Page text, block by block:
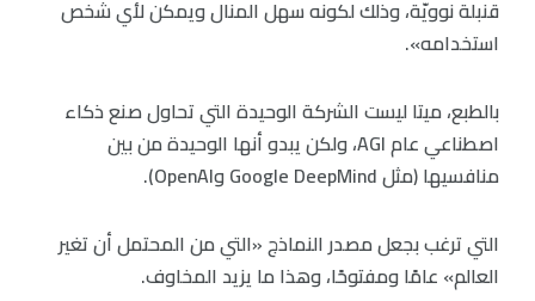
قنبلة نوويّة، وذلك لكونه سهل المنال ويمكن لأي شخص
استخدامه».
بالطبع، ميتا ليست الشركة الوحيدة التي تحاول صنع ذكاء
اصطناعي عام AGI، ولكن يبدو أنها الوحيدة من بين
منافسيها (مثل Google DeepMind وOpenAI).
التي ترغب بجعل مصدر النماذج «التي من المحتمل أن تغير
العالم» عامًا ومفتوحًا، وهذا ما يزيد المخاوف.